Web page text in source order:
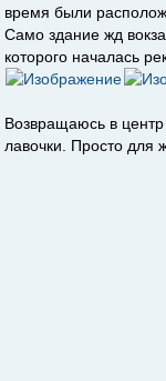
время были
Само здание жд
которого началась
Возвращаюсь в
лавочки. Просто для